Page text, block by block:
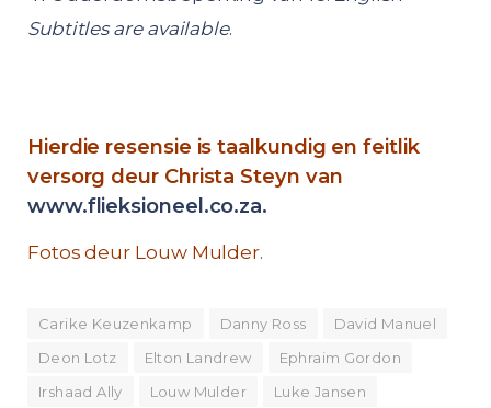
Subtitles are available.
Hierdie resensie is taalkundig en feitlik
versorg deur Christa Steyn van
www.flieksioneel.co.za.
Fotos deur Louw Mulder.
Carike Keuzenkamp Danny Ross
David Manuel
Deon Lotz
Elton Landrew
Ephraim Gordon
Irshaad Ally
Louw Mulder
Luke Jansen